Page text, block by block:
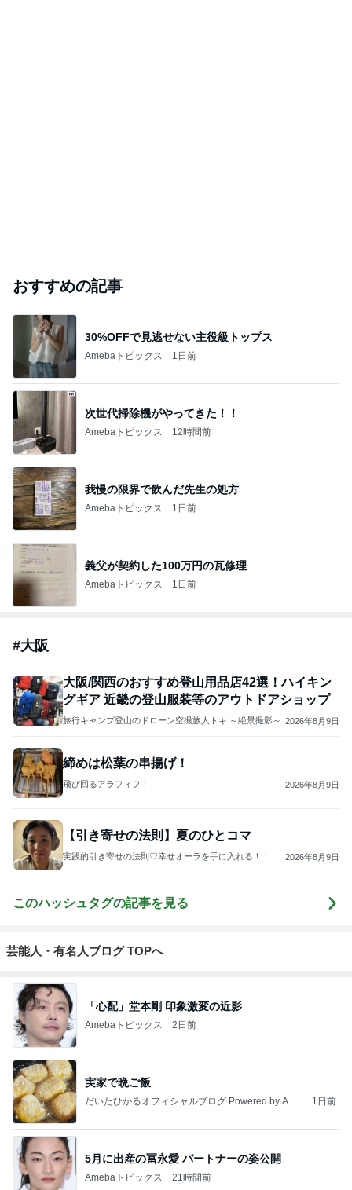
おすすめの記事
30%OFFで見逃せない主役級トップス
Amebaトピックス 1日前
次世代掃除機がやってきた！！
Amebaトピックス 12時間前
我慢の限界で飲んだ先生の処方
Amebaトピックス 1日前
義父が契約した100万円の瓦修理
Amebaトピックス 1日前
#大阪
大阪/関西のおすすめ登山用品店42選！ハイキン
グギア 近畿の登山服装等のアウトドアショップ
旅行キャンプ登山のドローン空撮旅人トキ ～絶景撮影～ 2026年8月9日
締めは松葉の串揚げ！
飛び回るアラフィフ！ 2026年8月9日
【引き寄せの法則】夏のひとコマ
実践的引き寄せの法則♡幸せオーラを手に入れる！！ス
2026年8月9日
このハッシュタグの記事を見る
芸能人・有名人ブログ TOPへ
「心配」堂本剛 印象激変の近影
Amebaトピックス 2日前
実家で晩ご飯
だいたひかるオフィシャルブログ Powered by Ame
1日前
5月に出産の冨永愛 パートナーの姿公開
Amebaトピックス 21時間前